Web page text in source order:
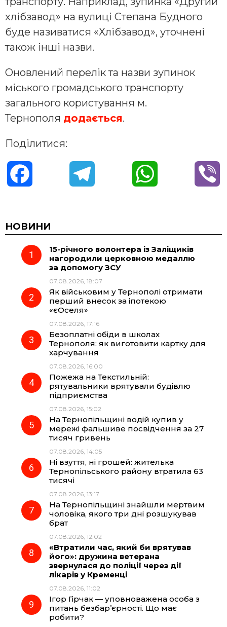
хлібзавод» на вулиці Степана Будного
буде називатися «Хлібзавод», уточнені
також інші назви.
Оновлений перелік та назви зупинок
міського громадського транспорту
загального користування м.
Тернополя додається.
Поділитися:
c
e
o
k
e
g
r
a
m
t
A
НОВИНИ
15-річного волонтера із Заліщиків
нагородили церковною медаллю
за допомогу ЗСУ
07.08.2026, 18:07
Як військовим у Тернополі отримати
перший внесок за іпотекою
«єОселя»
07.08.2026, 17:16
Безоплатні обіди в школах
Тернополя: як виготовити картку для
харчування
07.08.2026, 16:00
Пожежа на Текстильній:
рятувальники врятували будівлю
підприємства
07.08.2026, 15:02
На Тернопільщині водій купив у
мережі фальшиве посвідчення за 27
тисяч гривень
07.08.2026, 14:05
Ні взуття, ні грошей: жителька
Тернопільського району втратила 63
тисячі
07.08.2026, 13:17
На Тернопільщині знайшли мертвим
чоловіка, якого три дні розшукував
брат
07.08.2026, 12:02
«Втратили час, який би врятував
його»: дружина ветерана
звернулася до поліції через дії
лікарів у Кременці
07.08.2026, 11:02
Ігор Гірчак — уповноважена особа з
питань безбар’єрності. Що має
робити?